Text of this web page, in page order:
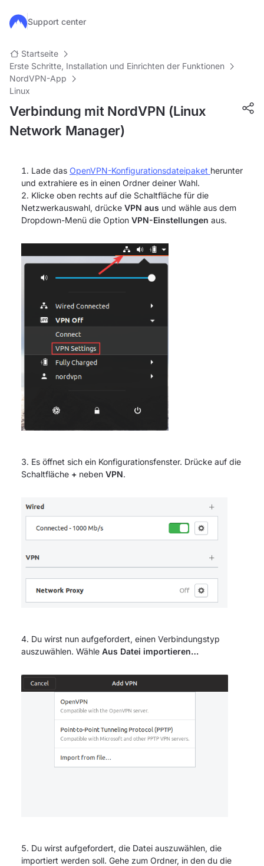
Zum Hauptinhalt springen
Support center
Startseite
Erste Schritte, Installation und Einrichten der Funktionen
NordVPN-App
Linux
Verbindung mit NordVPN (Linux
Network Manager)
Lade das OpenVPN-Konfigurationsdateipaket herunter
und extrahiere es in einen Ordner deiner Wahl.
Klicke oben rechts auf die Schaltfläche für die
Netzwerkauswahl, drücke VPN aus und wähle aus dem
Dropdown-Menü die Option VPN-Einstellungen aus.
Es öffnet sich ein Konfigurationsfenster. Drücke auf die
Schaltfläche + neben VPN.
Du wirst nun aufgefordert, einen Verbindungstyp
auszuwählen. Wähle Aus Datei importieren…
Du wirst aufgefordert, die Datei auszuwählen, die
importiert werden soll. Gehe zum Ordner, in den du die